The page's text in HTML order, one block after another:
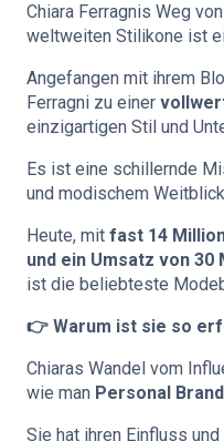
Chiara Ferragnis Weg
weltweiten Stilikone ist
Angefangen mit ihrem
Ferragni zu einer
einzigartigen Stil und
Es ist eine schillernde
und modischem
Heute, mit fast 14
und ein Umsatz von 30
ist die beliebteste
👉 Warum ist sie so
Chiaras Wandel vom
wie man Personal
Sie hat ihren Einfluss